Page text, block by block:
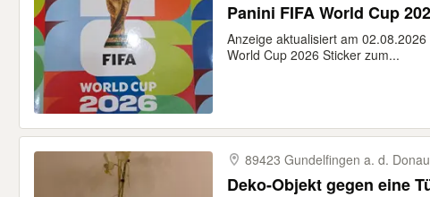
Panini FIFA World Cup
Anzeige aktualisiert am
World Cup 2026 Sticker zum...
89423 Gundelfingen a. d.
Deko-Objekt gegen eine